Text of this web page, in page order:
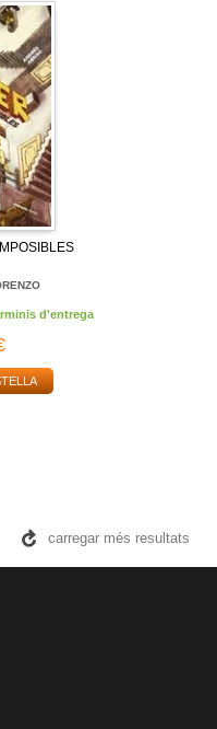
d'entrega
carregar més resultats